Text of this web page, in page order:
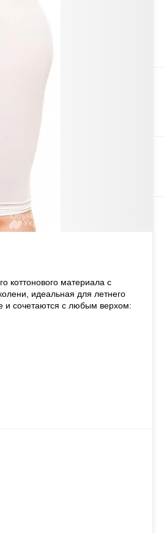
материала с
идеальная для летнего
и сочетаются с любым верхом: